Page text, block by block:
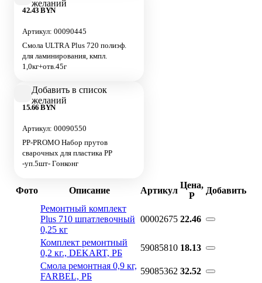
42.43 BYN
Артикул: 00090445
Смола ULTRA Plus 720 полиэф.
для ламинирования, кмпл.
1,0кг+отв.45г
желаний
15.66 BYN
Артикул: 00090550
РР-PROMO Набор прутов
сварочных для пластика РР
-уп.5шт- Гонконг
Добавить в список
желаний
Фото Описание Артикул
Цена,
Р
Добавить
Ремонтный комплект
Plus 710 шпатлевочный
0,25 кг
00002675 22.46
Комплект ремонтный
0,2 кг., DEKART, РБ
59085810 18.13
Смола ремонтная 0,9 кг,
FARBEL, РБ
59085362 32.52